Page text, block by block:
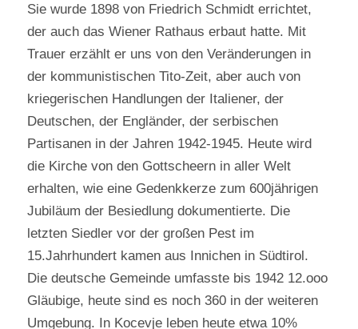
Sie wurde 1898 von Friedrich Schmidt errichtet,
der auch das Wiener Rathaus erbaut hatte. Mit
Trauer erzählt er uns von den Veränderungen in
der kommunistischen Tito-Zeit, aber auch von
kriegerischen Handlungen der Italiener, der
Deutschen, der Engländer, der serbischen
Partisanen in der Jahren 1942-1945. Heute wird
die Kirche von den Gottscheern in aller Welt
erhalten, wie eine Gedenkkerze zum 600jährigen
Jubiläum der Besiedlung dokumentierte. Die
letzten Siedler vor der großen Pest im
15.Jahrhundert kamen aus Innichen in Südtirol.
Die deutsche Gemeinde umfasste bis 1942 12.ooo
Gläubige, heute sind es noch 360 in der weiteren
Umgebung. In Kocevje leben heute etwa 10%